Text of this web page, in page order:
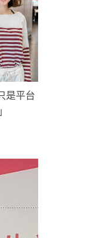
是平台